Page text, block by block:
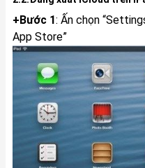
+Bước 1: Ấn chọn
App Store”